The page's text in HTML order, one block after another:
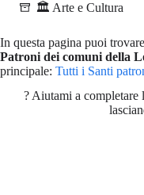
🏛️ Arte e Cultura
In questa pagina puoi
Patroni dei comuni della
principale: Tutti i Santi
? Aiutami a completare